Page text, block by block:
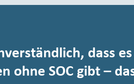
dass
ohne SOC gibt –